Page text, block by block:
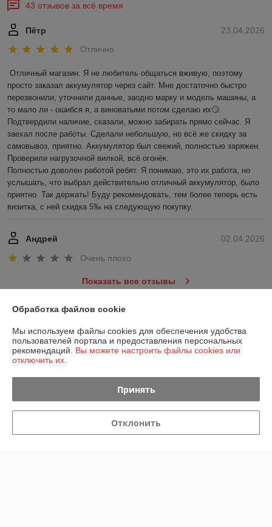
43 отзывов за всё время
23.04.2026
Пётр
Отлично
Отличный магазин. Я не любитель общаться вживую, поэтому
просто заказал аккумулятор через сайт. Мне достаточно быстро
перезвонили, уточнили данные, заодно марку и модель машины, а
то мало ли - ошибся я, а виноватыми потом сделаю их🙄.
Подтвердили наличие, сказали, можно забирать прямо сейчас. Я
заехал после работы. Сделали небольшую, но всё же скидку за
самовывоз, приятно. Аккумулятор был свежий, полностью заряжен.
Проверили нагрузочной вилкой, всё огонёк.
Полностью доволен работой ребят. Я понимаю, это их работа, но
услышать, что выбрал действительно отличный аккумулятор, было
приятно. Так держать! Буду рекомендовать, тем более теперь есть
визитка, с ней скидка 5‰ на следующую покупку.
02.04.2026
Андрей
Очень плохо
Показать все отзывы
Контакты
Доставка и оплата
Полная версия сайта
Обработка файлов cookie
Мы используем файлы cookies для обеспечения удобства
пользователей портала и предоставления персональных
рекомендаций. Вы можете настроить файлы cookies или
отключить их.
Принять
Отклонить